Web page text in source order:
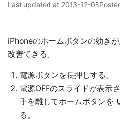
Last updated at 2013-12-06
iPhoneのホームボタンの効き
改善できる。
電源ボタンを長押しする。
電源OFFのスライドが表示
手を離してホームボタンを
る。